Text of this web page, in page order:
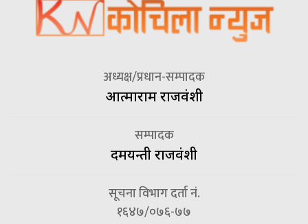
अध्यक्ष/प्रधान-सम्पादक
आत्माराम राजवंशी
सम्पादक
दमयन्ती राजवंशी
सूचना विभाग दर्ता नं.
१६४७/०७६-७७